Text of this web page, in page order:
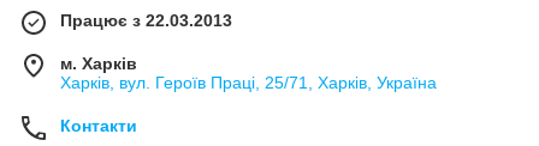
Працює з 22.03.2013
м. Харків
Харків, вул. Героїв Праці, 25/71, Харків, Україна
Контакти